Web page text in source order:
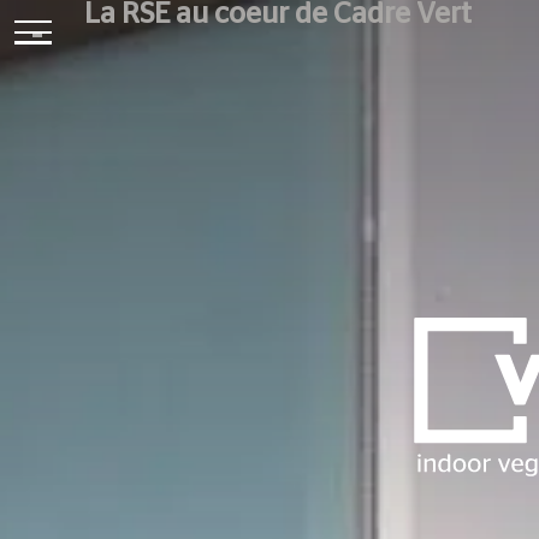
La RSE au coeur de Cadre Vert